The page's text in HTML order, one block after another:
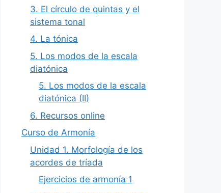
3. El círculo de quintas y el
sistema tonal
4. La tónica
5. Los modos de la escala
diatónica
5. Los modos de la escala
diatónica (II)
6. Recursos online
Curso de Armonía
Unidad 1. Morfología de los
acordes de tríada
Ejercicios de armonía 1